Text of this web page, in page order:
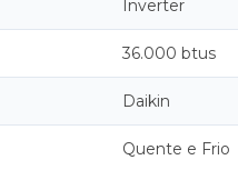
Inverter
36.000 btus
Daikin
Quente e Frio